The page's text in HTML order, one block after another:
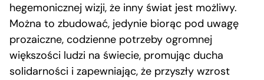
hegemonicznej wizji, że inny świat jest możliwy.
Można to zbudować, jedynie biorąc pod uwagę
prozaiczne, codzienne potrzeby ogromnej
większości ludzi na świecie, promując ducha
solidarności i zapewniając, że przyszły wzrost